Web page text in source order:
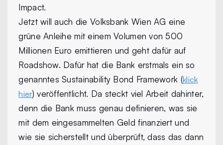
Impact.
Jetzt will auch die Volksbank Wien AG eine
grüne Anleihe mit einem Volumen von 500
Millionen Euro emittieren und geht dafür auf
Roadshow. Dafür hat die Bank erstmals ein so
genanntes Sustainability Bond Framework (klick
hier) veröffentlicht. Da steckt viel Arbeit dahinter,
denn die Bank muss genau definieren, was sie
mit dem eingesammelten Geld finanziert und
wie sie sicherstellt und überprüft, dass das dann